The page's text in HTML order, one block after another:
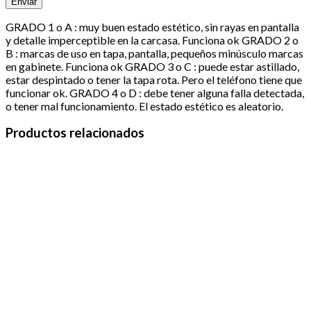
GRADO 1 o A : muy buen estado estético, sin rayas en pantalla
y detalle imperceptible en la carcasa. Funciona ok GRADO 2 o
B : marcas de uso en tapa, pantalla, pequeños minúsculo marcas
en gabinete. Funciona ok GRADO 3 o C : puede estar astillado,
estar despintado o tener la tapa rota. Pero el teléfono tiene que
funcionar ok. GRADO 4 o D : debe tener alguna falla detectada,
o tener mal funcionamiento. El estado estético es aleatorio.
Productos relacionados